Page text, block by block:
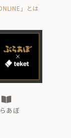
」とは
あぼ
デッセイ